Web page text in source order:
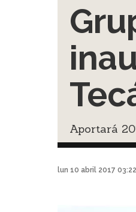
Aportará
lun 10 abril 2017 03:22